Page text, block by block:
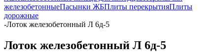
железобетонныеПасынки ЖБПлиты перекрытияПлиты
дорожные
-Лоток железобетонный Л 6д-5
Лоток железобетонный Л 6д-5